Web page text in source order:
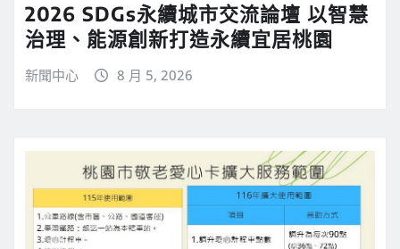
2026 SDGs永續城市交流論壇 以智慧
治理、能源創新打造永續宜居桃園
新聞中心 8 月 5, 2026